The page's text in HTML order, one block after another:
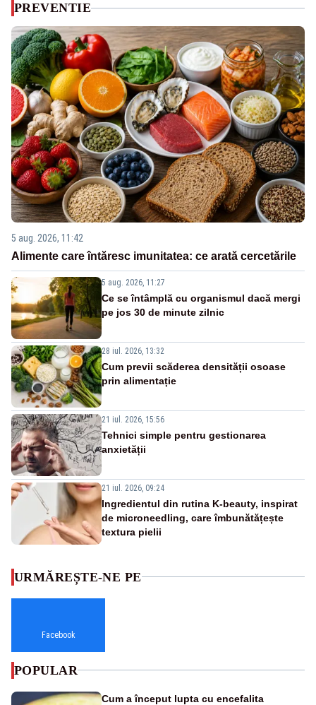
PREVENTIE
5 aug. 2026, 11:42
Alimente care întăresc imunitatea: ce arată cercetările
5 aug. 2026, 11:27
Ce se întâmplă cu organismul dacă mergi
pe jos 30 de minute zilnic
28 iul. 2026, 13:32
Cum previi scăderea densității osoase
prin alimentație
21 iul. 2026, 15:56
Tehnici simple pentru gestionarea
anxietății
21 iul. 2026, 09:24
Ingredientul din rutina K-beauty, inspirat
de microneedling, care îmbunătățește
textura pielii
URMĂREȘTE-NE PE
Facebook
POPULAR
Cum a început lupta cu encefalita